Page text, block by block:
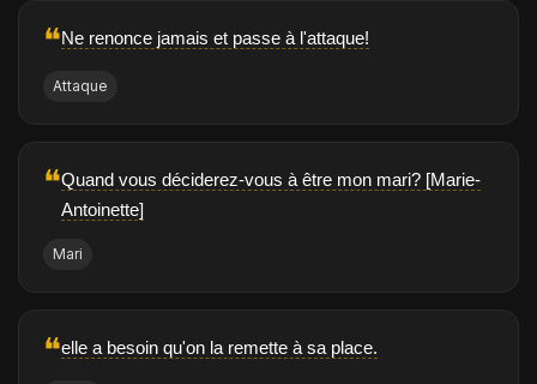
❝Ne renonce jamais et passe à l'attaque!
Attaque
❝Quand vous déciderez-vous à être mon mari? [Marie-
Antoinette]
Mari
❝elle a besoin qu'on la remette à sa place.